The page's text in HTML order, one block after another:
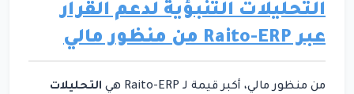
التحليلات التنبؤية لدعم القرار
عبر Raito-ERP من منظور مالي
من منظور مالي، أكبر قيمة لـ Raito-ERP هي
التحليلات